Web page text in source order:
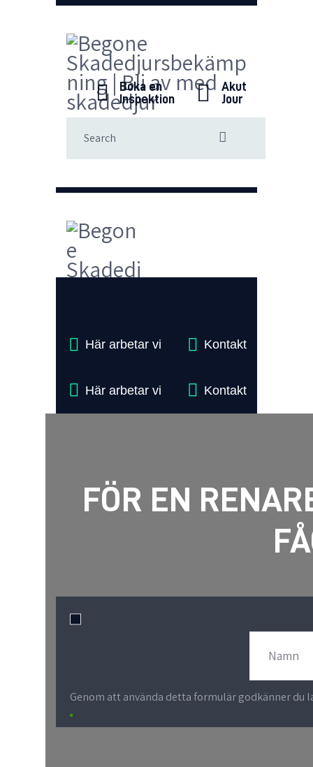
Boka en
Inspektion
Akut
Jour
Här arbetar vi Kontakt
Här arbetar vi Kontakt
FÖR EN
Genom att använda detta formulär godkänner du